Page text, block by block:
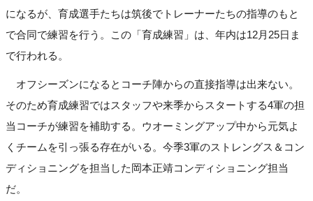
になるが、育成選手たちは筑後でトレーナーたちの指導のもと
で合同で練習を行う。この「育成練習」は、年内は12月25日ま
で行われる。
オフシーズンになるとコーチ陣からの直接指導は出来ない。
そのため育成練習ではスタッフや来季からスタートする4軍の担
当コーチが練習を補助する。ウオーミングアップ中から元気よ
くチームを引っ張る存在がいる。今季3軍のストレングス＆コン
ディショニングを担当した岡本正靖コンディショニング担当
だ。